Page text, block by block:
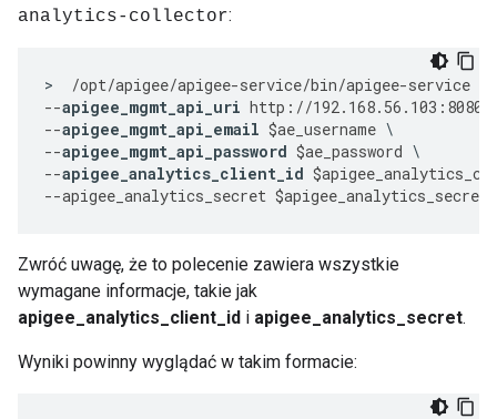
analytics-collector:
> /opt/apigee/apigee-service/bin/apigee-service
--apigee_mgmt_api_uri http : //192.168. 56.103 : 8080
--apigee_mgmt_api_email $ae_username
--apigee_mgmt_api_password $ae_password
--apigee_analytics_client_id $
--apigee_analytics_secret $apigee_analytics_secret
Zwróć uwagę, że to polecenie zawiera wszystkie
wymagane informacje, takie jak
apigee_analytics_client_id i apigee_analytics_secret.
Wyniki powinny wyglądać w takim formacie: